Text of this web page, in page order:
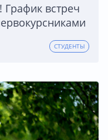
встреч
СТУДЕНТЫ